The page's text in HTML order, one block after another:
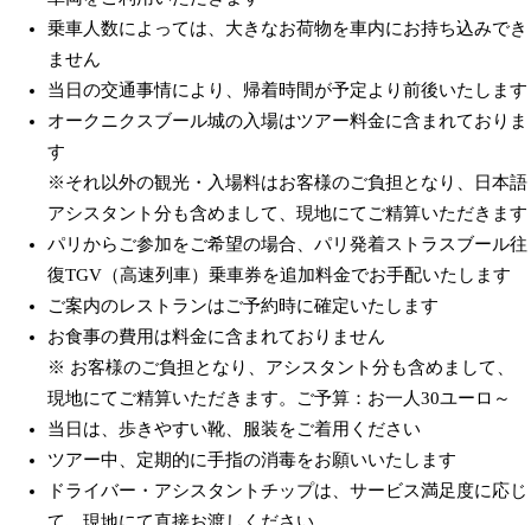
乗車人数によっては、大きなお荷物を車内にお持ち込みでき
ません
当日の交通事情により、帰着時間が予定より前後いたします
オークニクスブール城の入場はツアー料金に含まれておりま
す
※それ以外の観光・入場料はお客様のご負担となり、日本語
アシスタント分も含めまして、現地にてご精算いただきます
パリからご参加をご希望の場合、パリ発着ストラスブール往
復TGV（高速列車）乗車券を追加料金でお手配いたします
ご案内のレストランはご予約時に確定いたします
お食事の費用は料金に含まれておりません
※ お客様のご負担となり、アシスタント分も含めまして、
現地にてご精算いただきます。ご予算：お一人30ユーロ～
当日は、歩きやすい靴、服装をご着用ください
ツアー中、定期的に手指の消毒をお願いいたします
ドライバー・アシスタントチップは、サービス満足度に応じ